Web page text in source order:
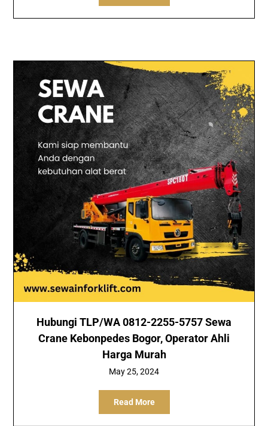
Hubungi TLP/WA 0812-2255-5757 Sewa
Crane Kebonpedes Bogor, Operator Ahli
Harga Murah
May 25, 2024
Read More